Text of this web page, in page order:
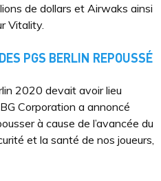
de dollars et Airwaks ainsi
Vitality.
PGS BERLIN REPOUSSÉ
2020 devait avoir lieu
Corporation a annoncé
à cause de l’avancée du
et la santé de nos joueurs,